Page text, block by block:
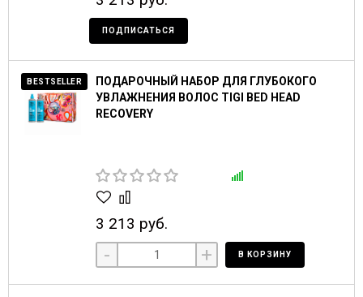
ПОДПИСАТЬСЯ
BESTSELLER
ПОДАРОЧНЫЙ НАБОР ДЛЯ ГЛУБОКОГО
УВЛАЖНЕНИЯ ВОЛОС TIGI BED HEAD
RECOVERY
3 213 руб.
- + В КОРЗИНУ